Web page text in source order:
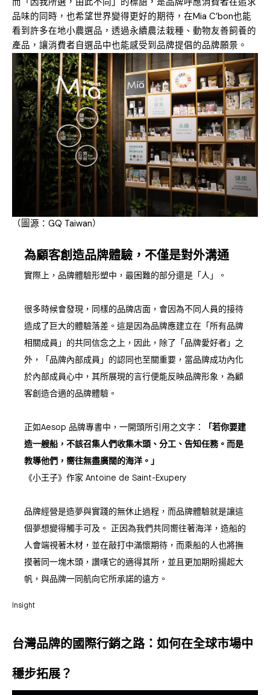
而「因我所選，由此不同」的標語，是品牌呼應消費者在追求
品味的同時，也希望世界變得更好的期待，在Mia C’bon也能
看到許多在地小農選品，透過永續農法栽種、動物友善飼養的
產品，讓消費者自選品中也能感受到品牌提倡的品牌願景。
（圖源：GQ Taiwan）
為顧客創造品牌體驗，不僅是對外溝通
實際上，品牌體驗形塑中，最困難的部分還是「人」。
很多時候會發現，同樣的品牌店面，會因為不同人員的接待
造成了巨大的體驗落差。這是因為品牌應建立在「所有品牌
相關成員」的共同信念之上，因此，除了「品牌愛好者」之
外，「品牌內部成員」的認同也至關重要，當品牌成功內化
於內部成員心中，其所展現的言行便能反映品牌形象，為顧
客創造合適的品牌體驗。
正如Aesop 品牌專書中，一開頭所引用之文字：
「若你要建
造一艘船，不該召集人們收集木頭、分工、告知任務。而是
教導他們，嚮往無盡廣闊的海洋。」
《小王子》作家 Antoine de Saint-Exupery
品牌經營是造夢與實踐的無休止過程，而品牌體驗就是讓這
個夢想變得觸手可及。 正因為我們共同嚮往著海洋，造船的
人會端視著木材，並在敲打中滿懷期待，而乘船的人也將撫
摸著同一塊木頭，讚嘆它的適得其所，並且更加期盼揚起大
帆，與品牌一同航向它所承諾的遠方。
Insight
台灣品牌的國際行銷之路：如何在全球市場中
穩步拓展？